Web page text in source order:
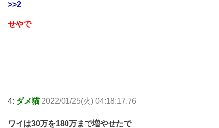
>>2
せやで
4: ダメ猫 2022/01/25(火) 04:18:17.76
ワイは30万を180万まで増やせたで